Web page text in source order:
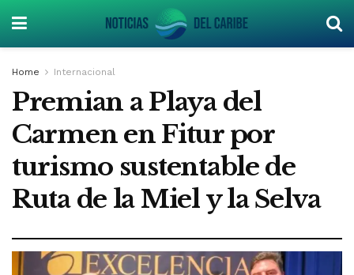
Home Internacional
Premian a Playa del
Carmen en Fitur por
turismo sustentable de
Ruta de la Miel y la Selva